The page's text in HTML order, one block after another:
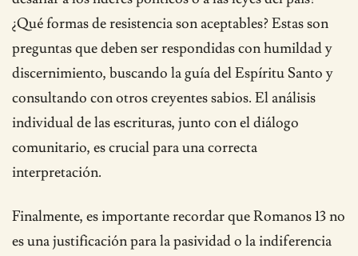
¿Qué formas de resistencia son aceptables? Estas son
preguntas que deben ser respondidas con humildad y
discernimiento, buscando la guía del Espíritu Santo y
consultando con otros creyentes sabios. El análisis
individual de las escrituras, junto con el diálogo
comunitario, es crucial para una correcta
interpretación.
Finalmente, es importante recordar que Romanos 13 no
es una justificación para la pasividad o la indiferencia